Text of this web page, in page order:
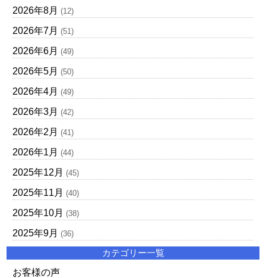
2026年8月 (12)
2026年7月 (51)
2026年6月 (49)
2026年5月 (50)
2026年4月 (49)
2026年3月 (42)
2026年2月 (41)
2026年1月 (44)
2025年12月 (45)
2025年11月 (40)
2025年10月 (38)
2025年9月 (36)
カテゴリー一覧
お客様の声